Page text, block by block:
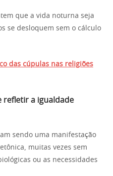
que a vida noturna seja
se desloquem sem o cálculo
das cúpulas nas religiões
refletir a igualdade
sendo uma manifestação
muitas vezes sem
ou as necessidades